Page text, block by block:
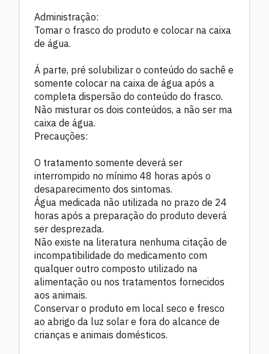
Administração:
Tomar o frasco do produto e colocar na caixa
de água.
Á parte, pré solubilizar o conteúdo do sachê e
somente colocar na caixa de água após a
completa dispersão do conteúdo do frasco.
Não misturar os dois conteúdos, a não ser ma
caixa de água.
Precauções:
O tratamento somente deverá ser
interrompido no mínimo 48 horas após o
desaparecimento dos sintomas.
Água medicada não utilizada no prazo de 24
horas após a preparação do produto deverá
ser desprezada.
Não existe na literatura nenhuma citação de
incompatibilidade do medicamento com
qualquer outro composto utilizado na
alimentação ou nos tratamentos fornecidos
aos animais.
Conservar o produto em local seco e fresco
ao abrigo da luz solar e fora do alcance de
crianças e animais domésticos.